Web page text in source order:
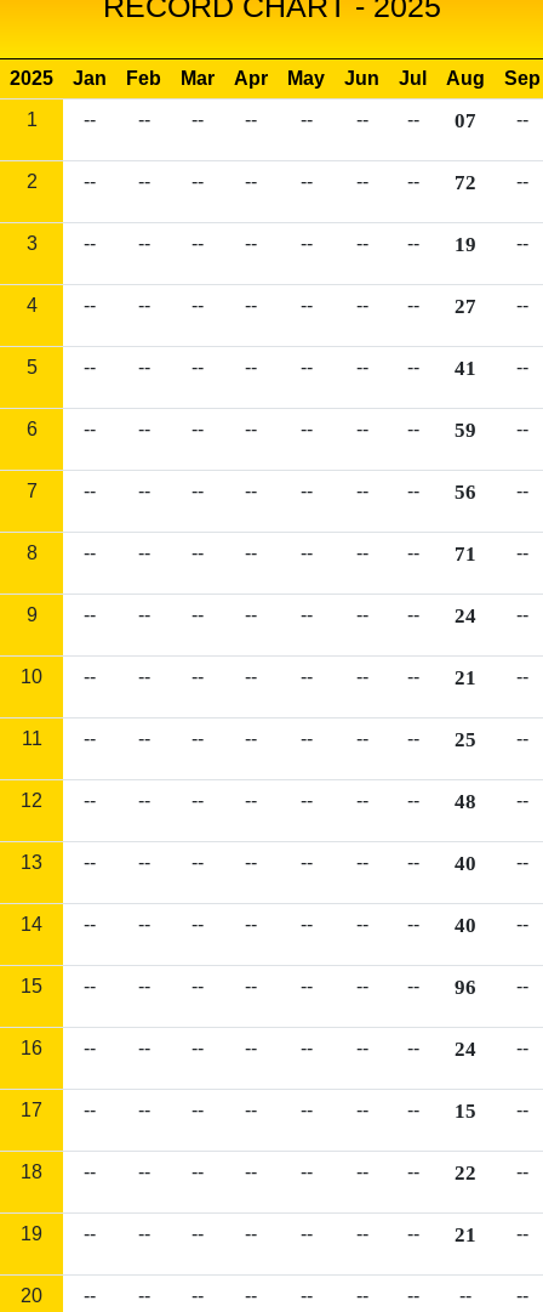
2025 Jan Feb Mar Apr May Jun Jul Aug
Sep
1
-- -- -- -- -- -- -- 07 --
2 -- -- -- -- -- -- -- 72 --
3 -- -- -- -- -- -- -- 19 --
4 -- -- -- -- -- -- -- 27 --
5 -- -- -- -- -- -- -- 41 --
6 -- -- -- -- -- -- -- 59 --
7 -- -- -- -- -- -- -- 56 --
8 -- -- -- -- -- -- -- 71 --
9 -- -- -- -- -- -- -- 24 --
10 -- -- -- -- -- -- -- 21 --
11 -- -- -- -- -- -- -- 25 --
12 -- -- -- -- -- -- -- 48 --
13 -- -- -- -- -- -- -- 40 --
14 -- -- -- -- -- -- -- 40 --
15 -- -- -- -- -- -- -- 96 --
16 -- -- -- -- -- -- -- 24 --
17 -- -- -- -- -- -- -- 15 --
18 -- -- -- -- -- -- -- 22 --
19 -- -- -- -- -- -- -- 21 --
20 -- -- -- -- -- -- -- -- --